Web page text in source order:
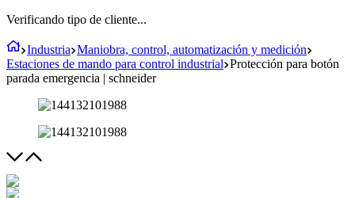
Verificando tipo de cliente...
Industria Maniobra, control, automatización y medición
Estaciones de mando para control industrial Protección para botón
parada emergencia | schneider